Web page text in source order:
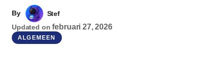
By
Stef
Updated on februari 27, 2026
ALGEMEEN